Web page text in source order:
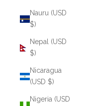
Nauru (USD
$)
Nepal (USD
$)
Nicaragua
(USD $)
Nigeria (USD